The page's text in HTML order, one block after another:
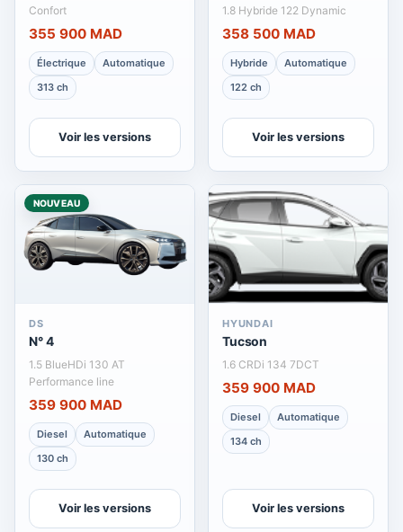
Confort
355 900 MAD
Électrique
Automatique
313 ch
Voir les versions
1.8 Hybride 122 Dynamic
358 500 MAD
Hybride
Automatique
122 ch
Voir les versions
NOUVEAU
DS
N° 4
1.5 BlueHDi 130 AT
Performance line
359 900 MAD
Diesel
Automatique
130 ch
Voir les versions
HYUNDAI
Tucson
1.6 CRDi 134 7DCT
359 900 MAD
Diesel
Automatique
134 ch
Voir les versions